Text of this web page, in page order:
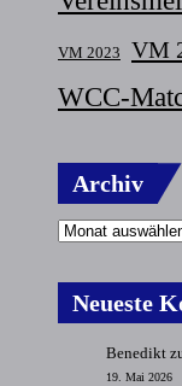
VM 2023 VM
WCC-
Archiv
Neueste
Benedikt
19. Mai 2026